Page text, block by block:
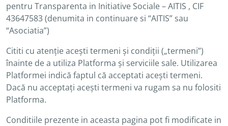
pentru Transparenta in Initiative Sociale – AITIS , CIF
43647583 (denumita in continuare si “AITIS” sau
“Asociatia”)
Cititi cu atenție acești termeni și condiții („termeni”)
înainte de a utiliza Platforma și serviciile sale. Utilizarea
Platformei indică faptul că acceptati acești termeni.
Dacă nu acceptați acești termeni va rugam sa nu folositi
Platforma.
Conditiile prezente in aceasta pagina pot fi modificate in